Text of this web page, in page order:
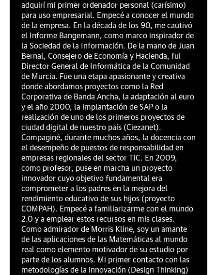
adquirí mi primer ordenador personal (carísimo)
para uso empresarial. Empecé a conocer el mundo
de la empresa. En la década de los 90, me cautivó
el Informe Bangemann, como marco inspirador de
la Sociedad de la Información. De la mano de Juan
Bernal, Consejero de Economía y Hacienda, fui
Director General de Informática de la Comunidad
de Murcia. Fue una etapa apasionante y creativa
donde abordamos proyectos como la Red
Corporativa de Banda Ancha, la adaptación al euro
y el año 2000, la implantación de SAP o la
realización de uno de los primeros proyectos de
ciudad digital de nuestro país (Ciezanet).
Compaginé, durante muchos años, la docencia con
el desempeño de puestos de responsabilidad en
empresas regionales del sector TIC. En 2009,
como profesor, puse en marcha un proyecto
innovador cuyo objetivo fundamental era
comprometer a los padres en la mejora del
rendimiento educativo de sus hijos (proyecto
COMPAH). Empecé a familiarizarme con el mundo
2.0 y a emplear estos recursos en mis clases.
Como admirador de Morris Kline, soy un amante
de las aplicaciones de las Matemáticas al mundo
real como elemento motivador de su estudio por
parte de los alumnos. Mi primer contacto con las
metodologías de la innovación (Design Thinking)